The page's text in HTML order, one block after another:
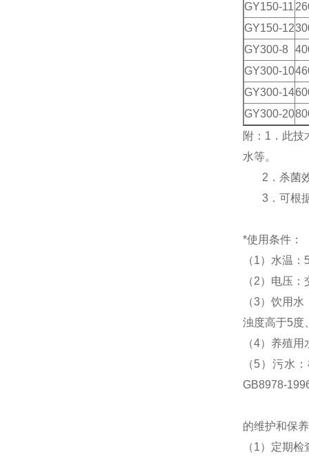
GY150-11
GY150-12
GY300-8
GY300-10
GY300-14
GY300-20
附：1．此
水等。
2．杀菌效
3．可根据
*使用条件：
（1）水温
（2）电压
（3）饮用
浊度高于5度
（4）养殖
（5）污水
GB8978-
的维护和保
（1）定期